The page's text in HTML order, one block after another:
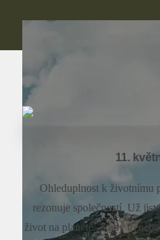
11.
Ohleduplnost k životnímu
rezonuje společností. Už
život na planetě. A aby to